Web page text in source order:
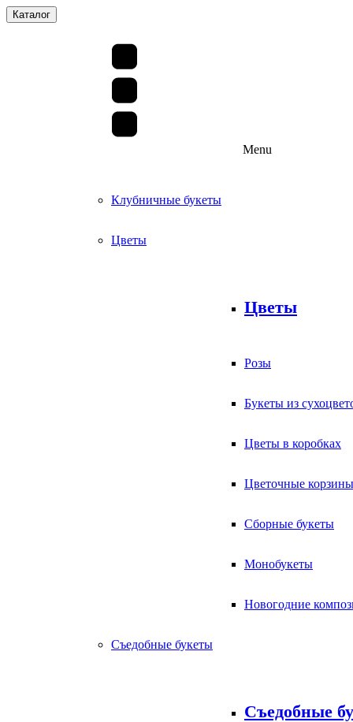
Каталог
Menu
Клубничные букеты
Цветы
Цветы
Розы
Букеты из
Цветы в коробках
Цветочные корзины
Сборные букеты
Монобукеты
Новогодние
Съедобные букеты
Съедобные